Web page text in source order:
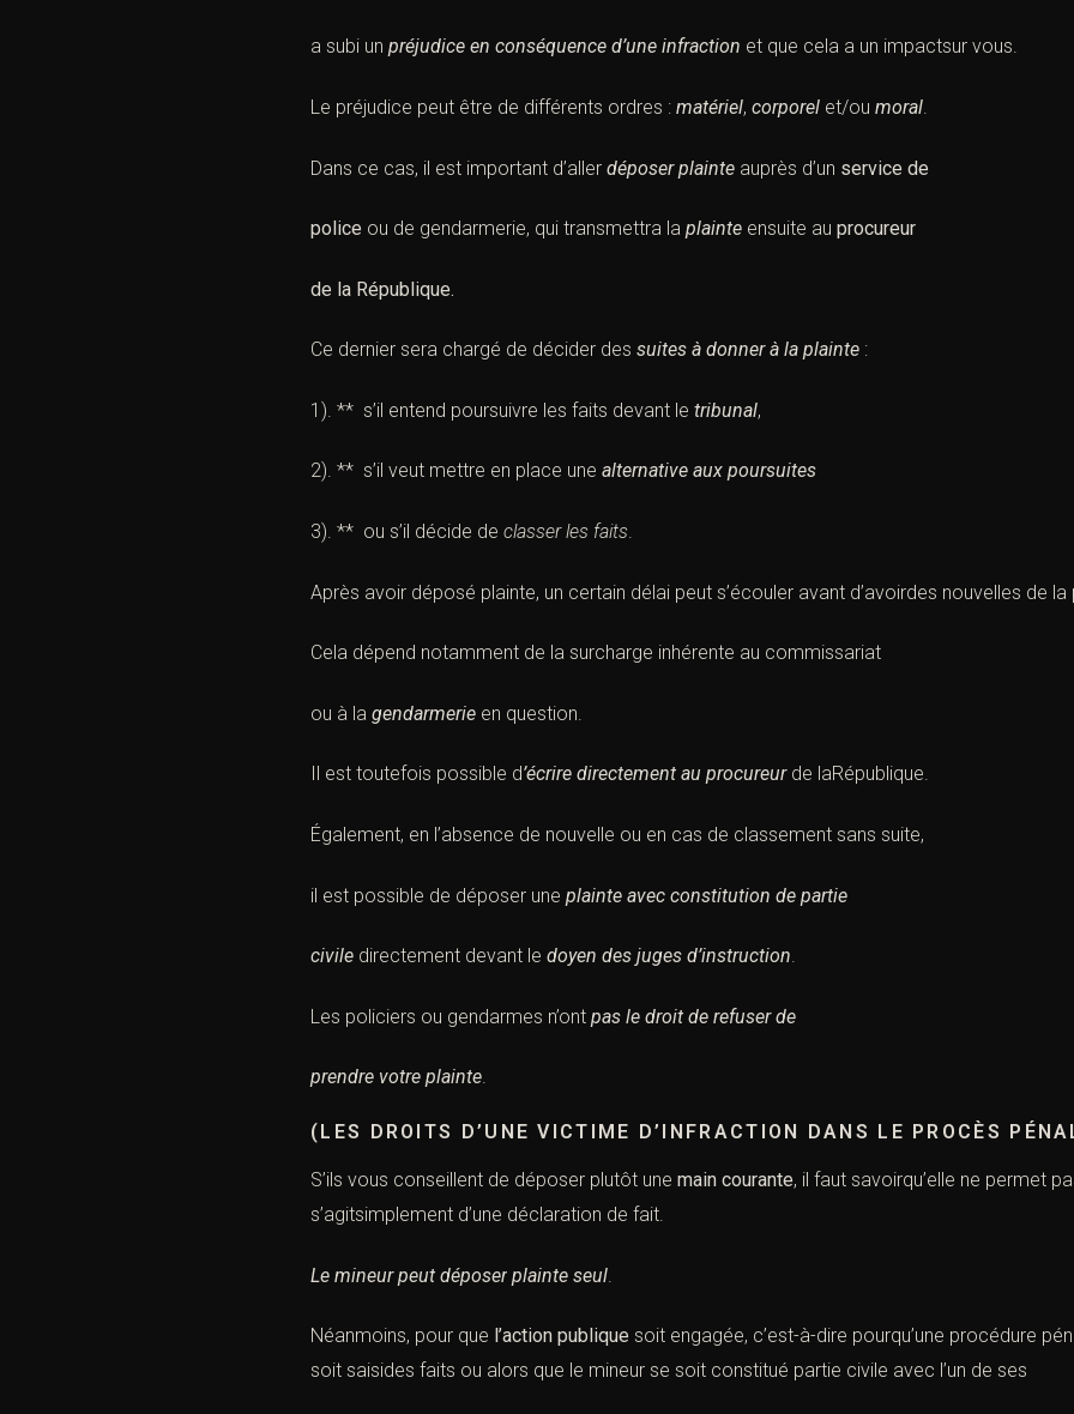
a subi un préjudice en conséquence d’une infraction et que cela a un impactsur vous.
Le préjudice peut être de différents ordres : matériel, corporel et/ou moral.
Dans ce cas, il est important d’aller déposer plainte auprès d’un service de
police ou de gendarmerie, qui transmettra la plainte ensuite au procureur
de la République.
Ce dernier sera chargé de décider des suites à donner à la plainte :
1). ** s’il entend poursuivre les faits devant le tribunal,
2). ** s’il veut mettre en place une alternative aux poursuites
3). ** ou s’il décide de classer les faits.
Après avoir déposé plainte, un certain délai peut s’écouler avant d’avoirdes nouvelles de la
Cela dépend notamment de la surcharge inhérente au commissariat
ou à la gendarmerie en question.
Il est toutefois possible d’écrire directement au procureurde laRépublique.
Également, en l’absence de nouvelle ou en cas de classement sans suite,
il est possible de déposer une plainte avec constitution de partie
civile directement devant le doyen des juges d’instruction.
Les policiers ou gendarmes n’ont pas le droit de refuser de
prendre votre plainte.
(LES DROITS D’UNEVICTIME D’INFRACTION DANS LE PROCÈS
S’ils vous conseillent de déposer plutôt une main courante, il faut savoirqu’elle ne permet
s’agitsimplement d’une déclaration de fait.
Le mineurpeut déposer plainte seul
Néanmoins, pour que l’action publique soit engagée, c’est-à-dire pourqu’une procédure
soit saisides faits ou alors que le mineur se soit constitué partie civile avec l’un de ses